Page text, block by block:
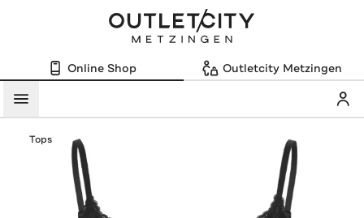
Online Shop Outletcity Metzingen
Menü
Tops